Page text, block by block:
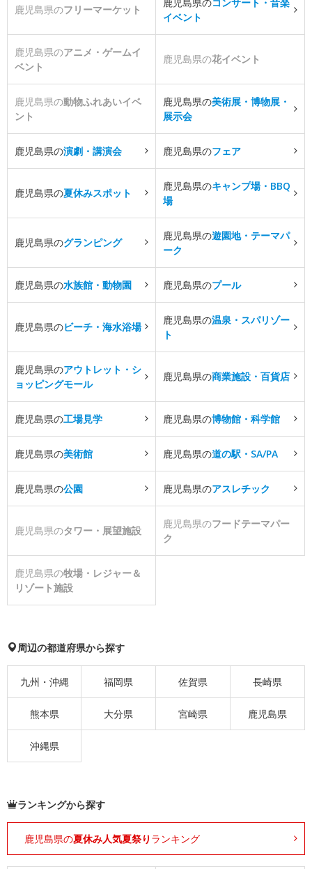
鹿児島県のフリーマーケット
イベント
鹿児島県のアニメ・ゲームイ
ベント
鹿児島県の花イベント
鹿児島県の動物ふれあいイベ
ント
鹿児島県の美術展・博物展・
展示会
鹿児島県の演劇・講演会 鹿児島県のフェア
鹿児島県の夏休みスポット
鹿児島県のキャンプ場・BBQ
場
鹿児島県のグランピング
鹿児島県の遊園地・テーマパ
ーク
鹿児島県の水族館・動物園 鹿児島県のプール
鹿児島県のビーチ・海水浴場
鹿児島県の温泉・スパリゾー
ト
鹿児島県のアウトレット・シ
ョッピングモール
鹿児島県の商業施設・百貨店
鹿児島県の工場見学 鹿児島県の博物館・科学館
鹿児島県の美術館 鹿児島県の道の駅・SA/PA
鹿児島県の公園 鹿児島県のアスレチック
鹿児島県のタワー・展望施設
鹿児島県のフードテーマパー
ク
鹿児島県の牧場・レジャー＆
リゾート施設
周辺の都道府県から探す
九州・沖縄 福岡県 佐賀県 長崎県
熊本県 大分県 宮崎県 鹿児島県
沖縄県
ランキングから探す
鹿児島県の夏休み人気夏祭り ランキング